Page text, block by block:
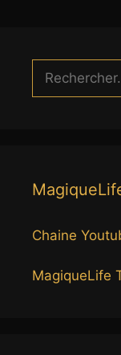
Chaine
MagiqueLife